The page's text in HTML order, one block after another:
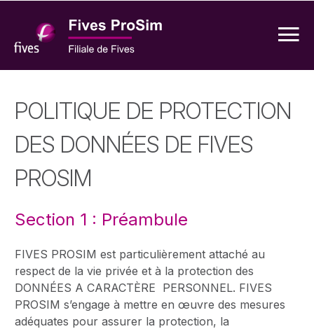
POLITIQUE DE PROTECTION
DES DONNÉES DE FIVES
PROSIM
Section 1 : Préambule
FIVES PROSIM est particulièrement attaché au
respect de la vie privée et à la protection des
DONNÉES A CARACTÈRE PERSONNEL. FIVES
PROSIM s’engage à mettre en œuvre des mesures
adéquates pour assurer la protection, la